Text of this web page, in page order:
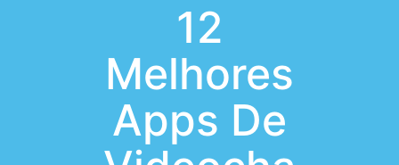
12
Melhores
Apps De